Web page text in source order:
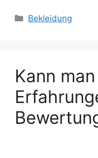
Categories
Bekleidung
Kann